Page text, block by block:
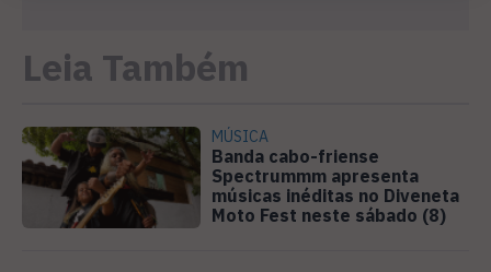
Leia Também
MÚSICA
Banda cabo-friense
Spectrummm apresenta
músicas inéditas no Diveneta
Moto Fest neste sábado (8)